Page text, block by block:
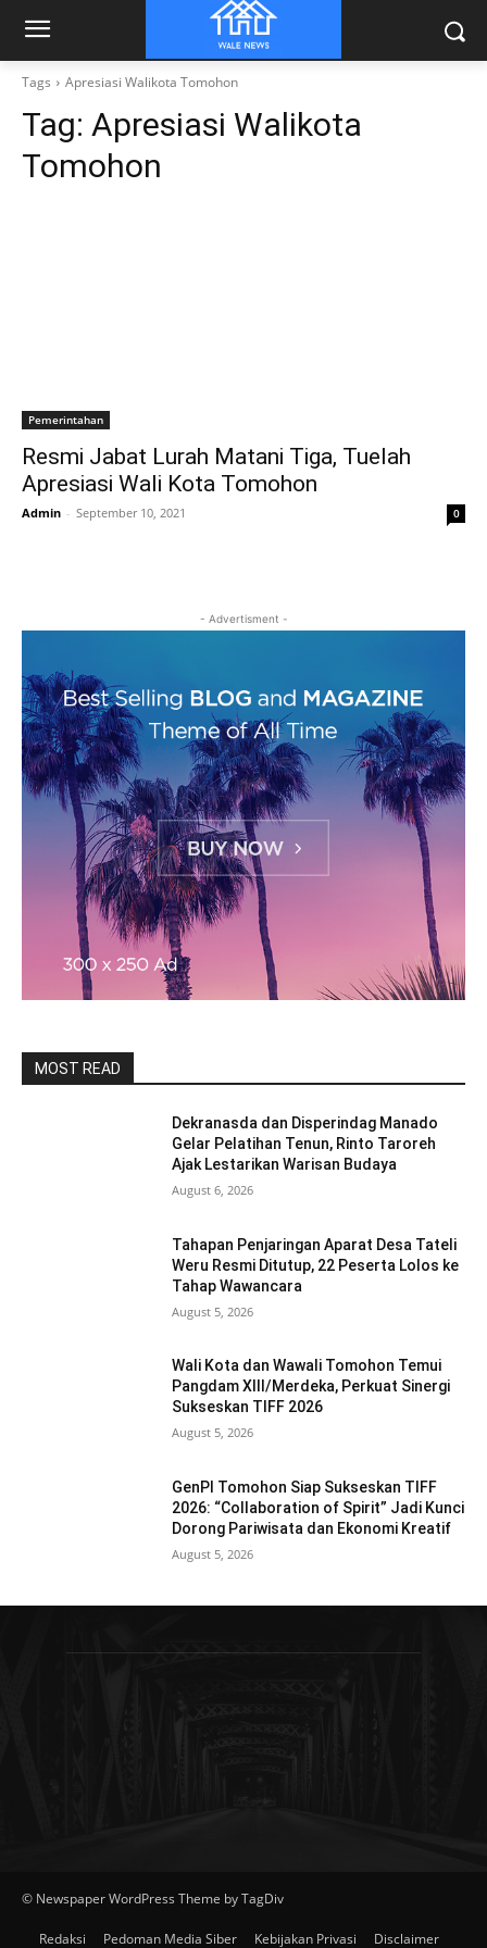
Tags Apresiasi Walikota Tomohon
Tag: Apresiasi Walikota
Tomohon
Pemerintahan
Resmi Jabat Lurah Matani Tiga, Tuelah
Apresiasi Wali Kota Tomohon
Admin - September 10, 2021 0
- Advertisment -
MOST READ
Dekranasda dan Disperindag Manado
Gelar Pelatihan Tenun, Rinto Taroreh
Ajak Lestarikan Warisan Budaya
August 6, 2026
Tahapan Penjaringan Aparat Desa Tateli
Weru Resmi Ditutup, 22 Peserta Lolos ke
Tahap Wawancara
August 5, 2026
Wali Kota dan Wawali Tomohon Temui
Pangdam XIII/Merdeka, Perkuat Sinergi
Sukseskan TIFF 2026
August 5, 2026
GenPI Tomohon Siap Sukseskan TIFF
2026: “Collaboration of Spirit” Jadi Kunci
Dorong Pariwisata dan Ekonomi Kreatif
August 5, 2026
© Newspaper WordPress Theme by TagDiv
Redaksi Pedoman Media Siber Kebijakan Privasi Disclaimer